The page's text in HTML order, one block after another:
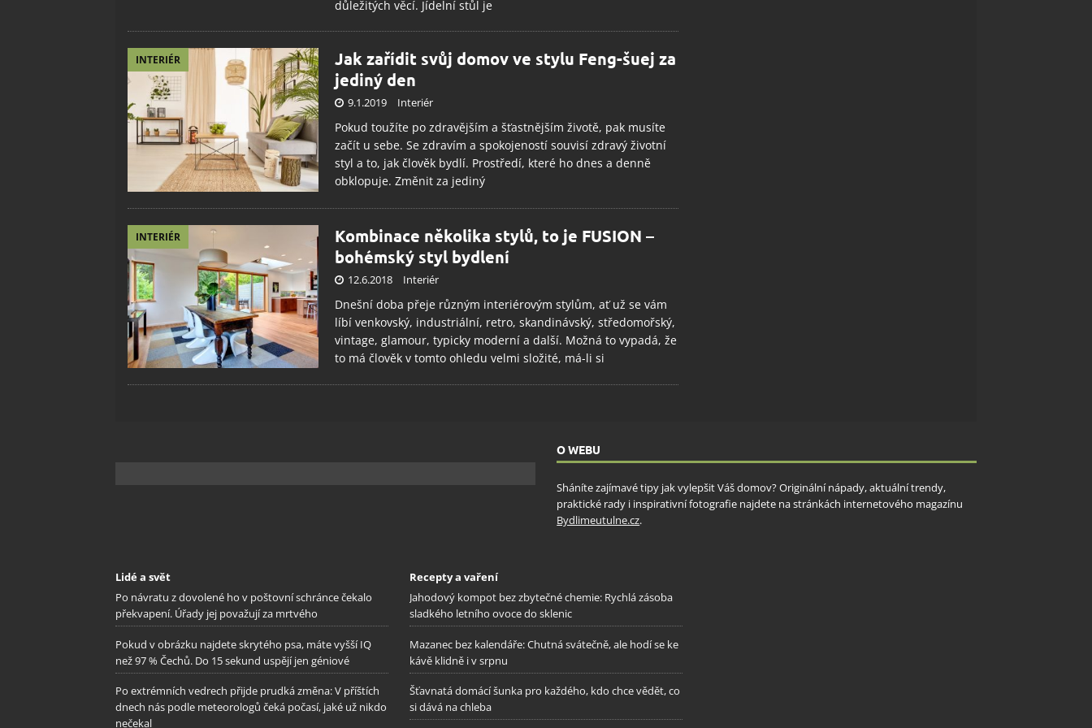
důležitých věcí. Jídelní stůl je
INTERIÉR
Jak zařídit svůj domov ve stylu Feng-šuej za
jediný den
9.1.2019 Interiér
Pokud toužíte po zdravějším a šťastnějším životě, pak musíte
začít u sebe. Se zdravím a spokojeností souvisí zdravý životní
styl a to, jak člověk bydlí. Prostředí, které ho dnes a denně
obklopuje. Změnit za jediný
INTERIÉR
Kombinace několika stylů, to je FUSION –
bohémský styl bydlení
12.6.2018 Interiér
Dnešní doba přeje různým interiérovým stylům, ať už se vám
líbí venkovský, industriální, retro, skandinávský, středomořský,
vintage, glamour, typicky moderní a další. Možná to vypadá, že
to má člověk v tomto ohledu velmi složité, má-li si
O WEBU
Sháníte zajímavé tipy jak vylepšit Váš domov? Originální nápady, aktuální trendy,
praktické rady i inspirativní fotografie najdete na stránkách internetového magazínu
Bydlimeutulne.cz.
Lidé a svět
Po návratu z dovolené ho v poštovní schránce čekalo
překvapení. Úřady jej považují za mrtvého
Pokud v obrázku najdete skrytého psa, máte vyšší IQ
než 97 % Čechů. Do 15 sekund uspějí jen géniové
Po extrémních vedrech přijde prudká změna: V příštích
dnech nás podle meteorologů čeká počasí, jaké už nikdo
nečekal
Recepty a vaření
Jahodový kompot bez zbytečné chemie: Rychlá zásoba
sladkého letního ovoce do sklenic
Mazanec bez kalendáře: Chutná svátečně, ale hodí se ke
kávě klidně i v srpnu
Šťavnatá domácí šunka pro každého, kdo chce vědět, co
si dává na chleba